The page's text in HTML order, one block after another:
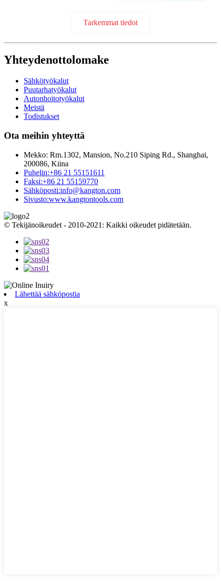
Tarkemmat tiedot
Yhteydenottolomake
Sähkötyökalut
Puutarhatyökalut
Autonhoitotyökalut
Meistä
Todistukset
Ota meihin yhteyttä
Mekko: Rm.1302, Mansion, No.210 Siping Rd., Shanghai,
200086, Kiina
Puhelin:+86 21 55151611
Faksi:+86 21 55159770
Sähköposti:info@kangton.com
Sivusto:www.kangtontools.com
© Tekijänoikeudet - 2010-2021: Kaikki oikeudet pidätetään.
Lähettää sähköpostia
x